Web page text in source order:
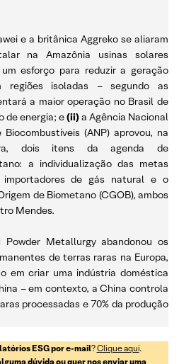
e a britânica ⁠Aggreko se aliaram
na Amazônia usinas solares
esforço para reduzir a geração
regiões isoladas – segundo as
a maior operação ‌no Brasil de
de energia; e(ii)a Agência Nacional
(ANP) aprovou, na
dois itens da agenda de
a individualização das metas
de gás natural e o
de Biometano (CGOB), ambos
Mendes.
Metallurgy abandonou os
de terras raras na Europa,
em criar uma indústria doméstica
– em contexto, a China controla
processadas e 70% da produção
ESG por e-mail?Clique aqui.
dúvida ou quer nos enviar uma